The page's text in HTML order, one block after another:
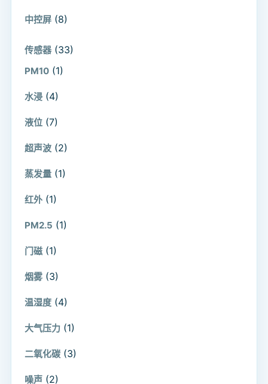
中控屏 (8)
传感器 (33)
PM10 (1)
水浸 (4)
液位 (7)
超声波 (2)
蒸发量 (1)
红外 (1)
PM2.5 (1)
门磁 (1)
烟雾 (3)
温湿度 (4)
大气压力 (1)
二氧化碳 (3)
噪声 (2)